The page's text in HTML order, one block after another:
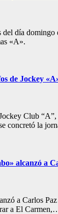
del día domingo
«A».
de Jockey
Club
concretó la
alcanzó a
a Carlos
a El